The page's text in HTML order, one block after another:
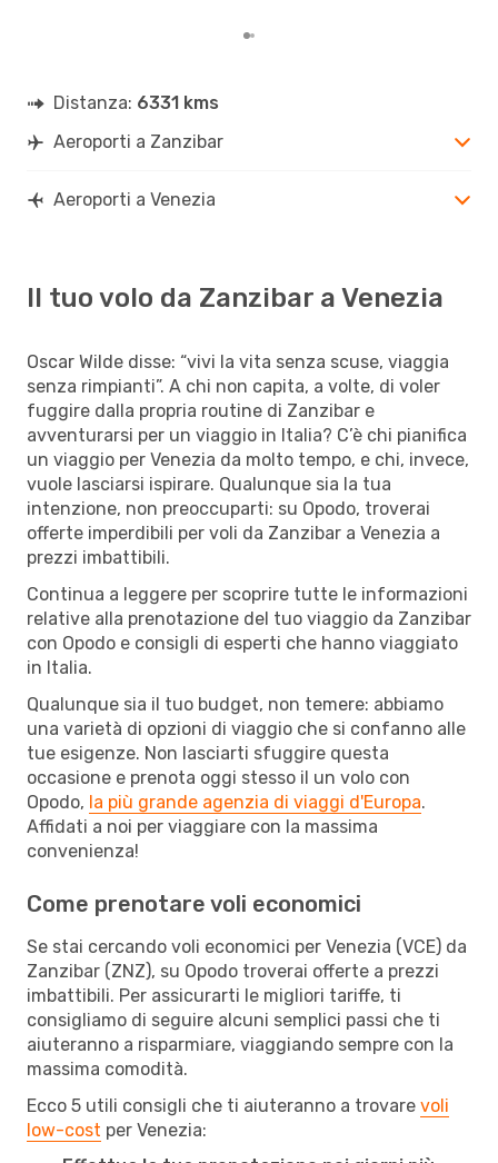
Distanza: 6331 kms
Aeroporti a Zanzibar
Aeroporti a Venezia
Il tuo volo da Zanzibar a Venezia
Oscar Wilde disse: “vivi la vita senza scuse, viaggia
senza rimpianti”. A chi non capita, a volte, di voler
fuggire dalla propria routine di Zanzibar e
avventurarsi per un viaggio in Italia? C’è chi pianifica
un viaggio per Venezia da molto tempo, e chi, invece,
vuole lasciarsi ispirare. Qualunque sia la tua
intenzione, non preoccuparti: su Opodo, troverai
offerte imperdibili per voli da Zanzibar a Venezia a
prezzi imbattibili.
Continua a leggere per scoprire tutte le informazioni
relative alla prenotazione del tuo viaggio da Zanzibar
con Opodo e consigli di esperti che hanno viaggiato
in Italia.
Qualunque sia il tuo budget, non temere: abbiamo
una varietà di opzioni di viaggio che si confanno alle
tue esigenze. Non lasciarti sfuggire questa
occasione e prenota oggi stesso il un volo con
Opodo, la più grande agenzia di viaggi d'Europa.
Affidati a noi per viaggiare con la massima
convenienza!
Come prenotare voli economici
Se stai cercando voli economici per Venezia (VCE) da
Zanzibar (ZNZ), su Opodo troverai offerte a prezzi
imbattibili. Per assicurarti le migliori tariffe, ti
consigliamo di seguire alcuni semplici passi che ti
aiuteranno a risparmiare, viaggiando sempre con la
massima comodità.
Ecco 5 utili consigli che ti aiuteranno a trovare voli
low-cost per Venezia: